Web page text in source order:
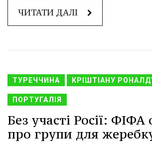
ЧИТАТИ ДАЛІ
ТУРЕЧЧИНА КРІШТІАНУ
ПОРТУГАЛІЯ
Без участі Росії: ФІФА
про групи для